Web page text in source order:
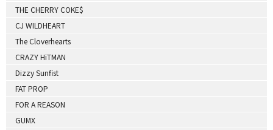
THE CHERRY COKE$
CJ WILDHEART
The Cloverhearts
CRAZY HiTMAN
Dizzy Sunfist
FAT PROP
FOR A REASON
GUMX